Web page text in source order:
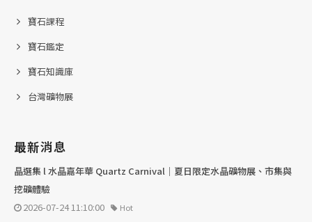
寶石課程
寶石鑑定
寶石知識庫
台灣礦物展
最新消息
晶選集 l 水晶嘉年華 Quartz Carnival｜夏日限定水晶礦物展、市集與
挖礦體驗
2026-07-24 11:10:00
Hot